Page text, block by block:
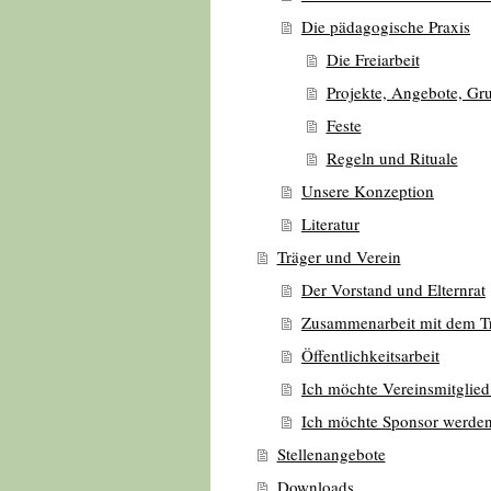
Die pädagogische Praxis
Die Freiarbeit
Projekte, Angebote,
Feste
Regeln und Rituale
Unsere Konzeption
Literatur
Träger und Verein
Der Vorstand und Elternrat
Zusammenarbeit mit dem
Öffentlichkeitsarbeit
Ich möchte
Ich möchte Sponsor werden
Stellenangebote
Downloads